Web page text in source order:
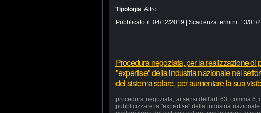
Tipologia:Altro
Pubblicato il: 04/12/2019 | Scadenza termini: 13/01/
Procedura negoziata, per la realizzazione di
"expertise" della industria nazionale nel
del sistema solare, per aumentare la sua
procedura negoziata, ai sensi dell'art. 63, comma
pubblicizzare la "expertise" della industria